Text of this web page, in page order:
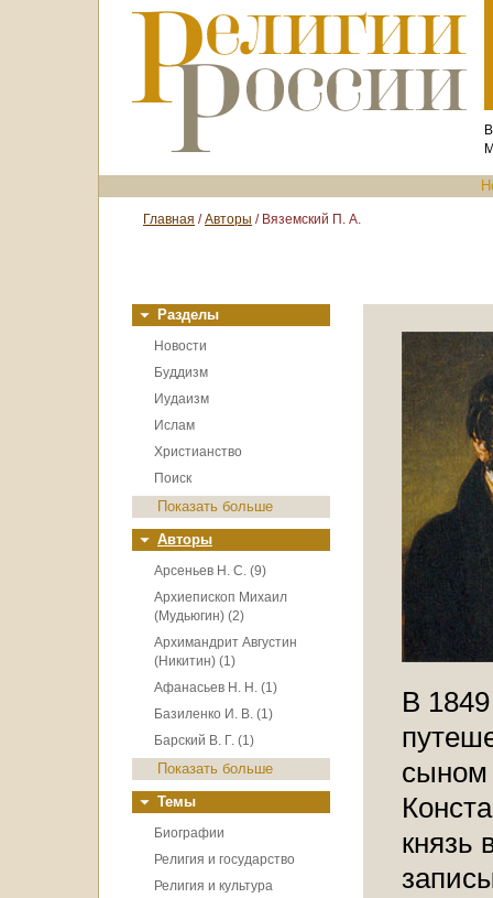
Главная /Авторы / Вяземский П. А.
Разделы
Новости
Буддизм
Иудаизм
Ислам
Христианство
Поиск
Показать больше
Авторы
Арсеньев Н. С. (9)
Архиепископ Михаил
(Мудьюгин) (2)
Архимандрит Августин
(Никитин) (1)
Афанасьев Н. Н. (1)
Базиленко И. В. (1)
Барский В. Г. (1)
Показать больше
Темы
Биографии
Религия и государство
Религия и культура
В
сыном
князь